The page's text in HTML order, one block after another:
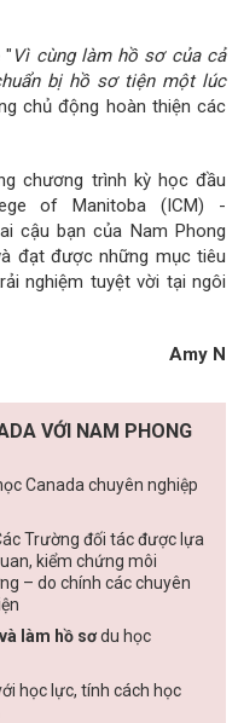
" Vì cùng làm hồ sơ của cả
bị hồ sơ tiện một lúc
chủ động hoàn thiện các
chương trình kỳ học đầu
of Manitoba (ICM) -
cậu bạn của Nam Phong
đạt được những mục tiêu
nghiệm tuyệt vời tại ngôi
Amy N
VỚI NAM PHONG
Canada chuyên nghiệp
Trường đối tác được lựa
kiểm chứng môi
– do chính các chuyên
làm hồ sơdu học
học lực, tính cách học